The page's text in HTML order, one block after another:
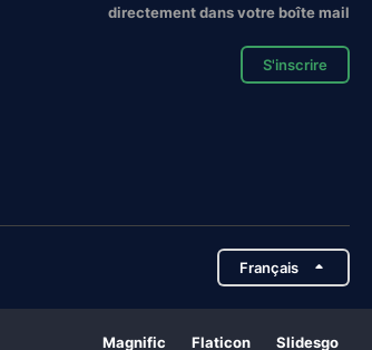
directement dans votre boîte mail
S'inscrire
Français
Magnific Flaticon Slidesgo